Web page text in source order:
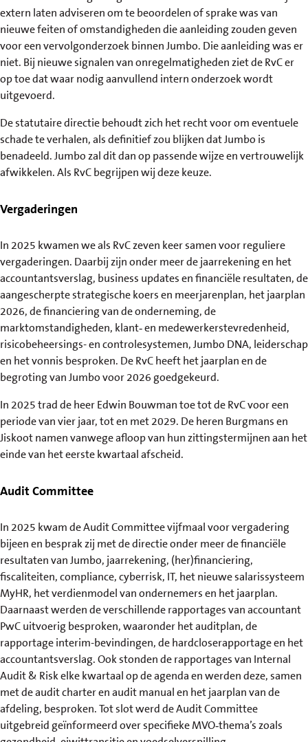
extern laten adviseren om te beoordelen of sprake was van
nieuwe feiten of omstandigheden die aanleiding zouden geven
voor een vervolgonderzoek binnen Jumbo. Die aanleiding was er
niet. Bij nieuwe signalen van onregelmatigheden ziet de RvC er
op toe dat waar nodig aanvullend intern onderzoek wordt
uitgevoerd.
De statutaire directie behoudt zich het recht voor om eventuele
schade te verhalen, als definitief zou blijken dat Jumbo is
benadeeld. Jumbo zal dit dan op passende wijze en vertrouwelijk
afwikkelen. Als RvC begrijpen wij deze keuze.
Vergaderingen
In 2025 kwamen we als RvC zeven keer samen voor reguliere
vergaderingen. Daarbij zijn onder meer de jaarrekening en het
accountantsverslag, business updates en financiële resultaten, de
aangescherpte strategische koers en meerjarenplan, het jaarplan
2026, de financiering van de onderneming, de
marktomstandigheden, klant‑ en medewerkerstevredenheid,
risicobeheersings- en controlesystemen, Jumbo DNA, leiderschap
en het vonnis besproken. De RvC heeft het jaarplan en de
begroting van Jumbo voor 2026 goedgekeurd.
In 2025 trad de heer Edwin Bouwman toe tot de RvC voor een
periode van vier jaar, tot en met 2029. De heren Burgmans en
Jiskoot namen vanwege afloop van hun zittingstermijnen aan het
einde van het eerste kwartaal afscheid.
Audit Committee
In 2025 kwam de Audit Committee vijfmaal voor vergadering
bijeen en besprak zij met de directie onder meer de financiële
resultaten van Jumbo, jaarrekening, (her)financiering,
fiscaliteiten, compliance, cyberrisk, IT, het nieuwe salarissysteem
MyHR, het verdienmodel van ondernemers en het jaarplan.
Daarnaast werden de verschillende rapportages van accountant
PwC uitvoerig besproken, waaronder het auditplan, de
rapportage interim-bevindingen, de hardcloserapportage en het
accountantsverslag. Ook stonden de rapportages van Internal
Audit & Risk elke kwartaal op de agenda en werden deze, samen
met de audit charter en audit manual en het jaarplan van de
afdeling, besproken. Tot slot werd de Audit Committee
uitgebreid geïnformeerd over specifieke MVO‑thema’s zoals